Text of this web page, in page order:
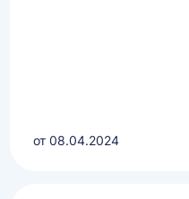
от 08.04.2024